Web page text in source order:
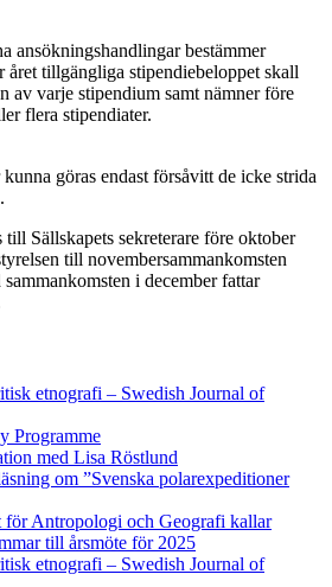
ansökningshandlingar bestämmer
året tillgängliga stipendiebeloppet skall
av varje stipendium samt nämner före
flera stipendiater.
göras endast försåvitt de icke strida
Sällskapets sekreterare före oktober
till novembersammankomsten
i december fattar
etnografi – Swedish Journal of
Programme
med Lisa Röstlund
om ”Svenska polarexpeditioner
för Antropologi och Geografi kallar
till årsmöte för 2025
etnografi – Swedish Journal of